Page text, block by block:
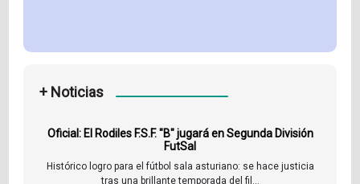
+ Noticias
Oficial: El Rodiles F.S.F. "B" jugará en Segunda División
FutSal
Histórico logro para el fútbol sala asturiano: se hace justicia
tras una brillante temporada del fil...